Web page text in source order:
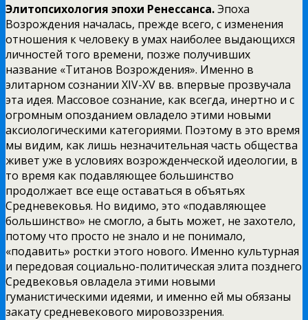
Элитопсихология эпохи Ренессанса.Эпоха
Возрождения началась, прежде всего, с изменения
отношения к человеку в умах наиболее выдающихся
личностей того времени, позже получивших
название «Титанов Возрождения». Именно в
элитарном сознании XIV-XV вв. впервые прозвучала
эта идея. Массовое сознание, как всегда, инертно и с
огромным опозданием овладело этими новыми
аксиологическими категориями. Поэтому в это время
мы видим, как лишь незначительная часть общества
живет уже в условиях возрожденческой идеологии, в
то время как подавляющее большинство
продолжает все еще оставаться в объятьях
Средневековья. Но видимо, это «подавляющее
большинство» не смогло, а быть может, не захотело,
потому что просто не знало и не понимало,
«подавить» ростки этого нового. Именно культурная
и передовая социально-политическая элита позднего
Средвековья овладела этими новыми
гуманистическими идеями, и именно ей мы обязаны
закату средневекового мировоззрения.